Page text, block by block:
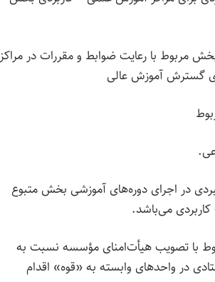
مربوط با رعایت ضوابط و مقررات در مراکز
گسترش آموزش عالی
در اجرای دوره‌های آموزشی بخش متبوع
می‌باشد.
با تصویب هیأت‌امنای مؤسسه نسبت به
در واحدهای وابسته به «قوه» اقدام